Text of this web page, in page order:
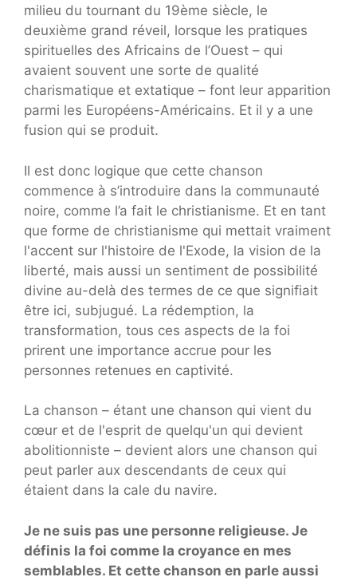
milieu du tournant du 19ème siècle, le
deuxième grand réveil, lorsque les pratiques
spirituelles des Africains de l’Ouest – qui
avaient souvent une sorte de qualité
charismatique et extatique – font leur apparition
parmi les Européens-Américains. Et il y a une
fusion qui se produit.
Il est donc logique que cette chanson
commence à s’introduire dans la communauté
noire, comme l’a fait le christianisme. Et en tant
que forme de christianisme qui mettait vraiment
l'accent sur l'histoire de l'Exode, la vision de la
liberté, mais aussi un sentiment de possibilité
divine au-delà des termes de ce que signifiait
être ici, subjugué. La rédemption, la
transformation, tous ces aspects de la foi
prirent une importance accrue pour les
personnes retenues en captivité.
La chanson – étant une chanson qui vient du
cœur et de l'esprit de quelqu'un qui devient
abolitionniste – devient alors une chanson qui
peut parler aux descendants de ceux qui
étaient dans la cale du navire.
Je ne suis pas une personne religieuse. Je
définis la foi comme la croyance en mes
semblables. Et cette chanson en parle aussi